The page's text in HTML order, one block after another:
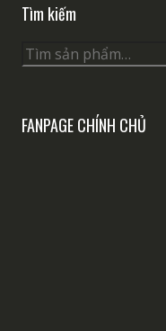
Tìm kiếm
Tìm
kiếm:
FANPAGE CHÍNH CHỦ